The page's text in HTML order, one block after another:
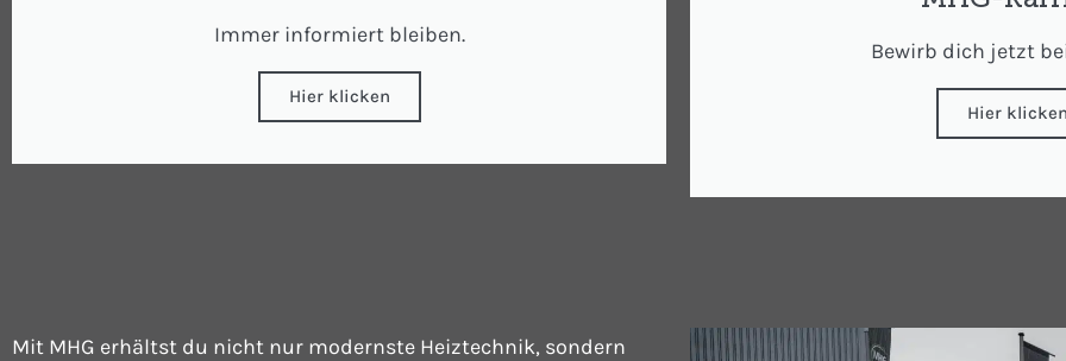
Immer informiert bleiben.
Hier klicken
Bewirb dich jetzt
Hier klicken
Mit MHG erhältst du nicht nur modernste Heiztechnik, sondern